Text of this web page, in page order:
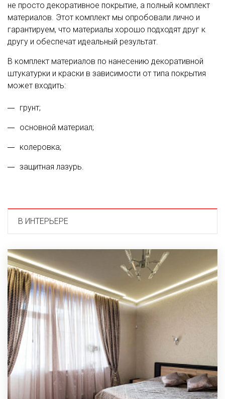
не просто декоративное покрытие, а полный комплект
материалов. Этот комплект мы опробовали лично и
гарантируем, что материалы хорошо подходят друг к
другу и обеспечат идеальный результат.
В комплект материалов по нанесению декоративной
штукатурки и краски в зависимости от типа покрытия
может входить:
грунт;
основной материал;
колеровка;
защитная лазурь.
В ИНТЕРЬЕРЕ